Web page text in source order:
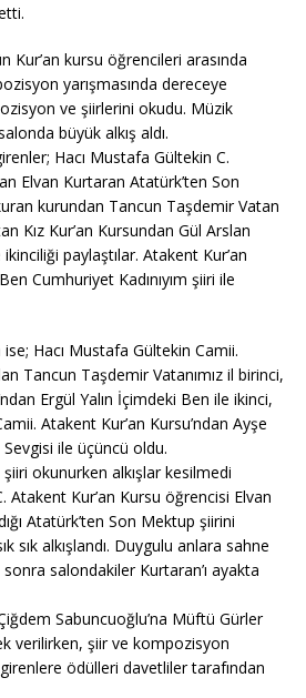
Kur’an kursu öğrencileri arasında
yarışmasında dereceye
ve şiirlerini okudu. Müzik
büyük alkış aldı.
Hacı Mustafa Gültekin C.
Elvan Kurtaran Atatürk’ten Son
kurundan Tancun Taşdemir Vatan
Kız Kur’an Kursundan Gül Arslan
paylaştılar. Atakent Kur’an
Cumhuriyet Kadınıyım şiiri ile
ise; Hacı Mustafa Gültekin Camii.
Tancun Taşdemir Vatanımız il birinci,
Ergül Yalın İçimdeki Ben ile ikinci,
Atakent Kur’an Kursu’ndan Ayşe
ile üçüncü oldu.
okunurken alkışlar kesilmedi
Atakent Kur’an Kursu öğrencisi Elvan
Atatürk’ten Son Mektup şiirini
sık alkışlandı. Duygulu anlara sahne
salondakiler Kurtaran’ı ayakta
Sabuncuoğlu’na Müftü Gürler
verilirken, şiir ve kompozisyon
ödülleri davetliler tarafından